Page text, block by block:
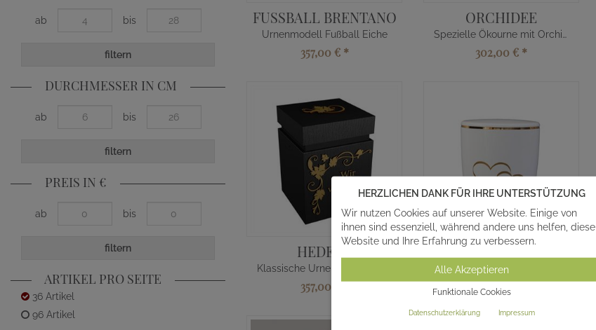
FUSSBALL BRENTANO
Urnenmodell Fußball Eiche
357,00 € *
ORCHIDEE
Spezielle Ökourne mit Orchidee kaufen
302,00 € *
HEDERA
357,00 € *
DOPPELHERZEN
302,00 €*
ab bis
filtern
DURCHMESSER IN CM
ab bis
filtern
PREIS IN €
ab bis
filtern
ARTIKEL PRO SEITE
36 Artikel
96 Artikel
HERZLICHEN DANK FÜR IHRE UNTERSTÜTZUNG
Wir nutzen Cookies auf unserer Website. Einige von
ihnen sind essenziell, während andere uns helfen, diese
Website und Ihre Erfahrung zu verbessern.
Alle Akzeptieren
Funktionale Cookies
Datenschutzerklärung Impressum